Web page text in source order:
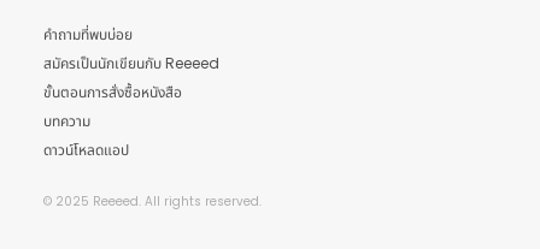
คำถามที่พบบ่อย
สมัครเป็นนักเขียนกับ Reeeed
ขั้นตอนการสั่งซื้อหนังสือ
บทความ
ดาวน์โหลดแอป
© 2025 Reeeed. All rights reserved.